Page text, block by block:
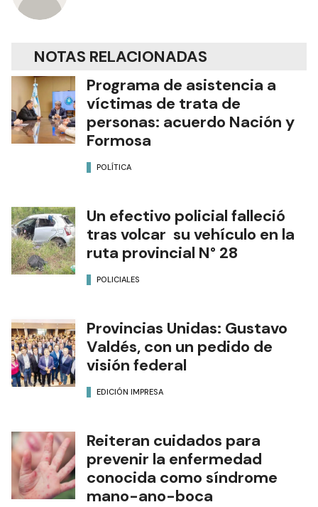
NOTAS RELACIONADAS
Programa de asistencia a
víctimas de trata de
personas: acuerdo Nación y
Formosa
POLÍTICA
Un efectivo policial falleció
tras volcar su vehículo en la
ruta provincial N° 28
POLICIALES
Provincias Unidas: Gustavo
Valdés, con un pedido de
visión federal
EDICIÓN IMPRESA
Reiteran cuidados para
prevenir la enfermedad
conocida como síndrome
mano-ano-boca